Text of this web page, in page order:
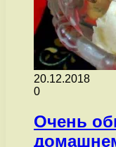
20.12.2018
0
Очень